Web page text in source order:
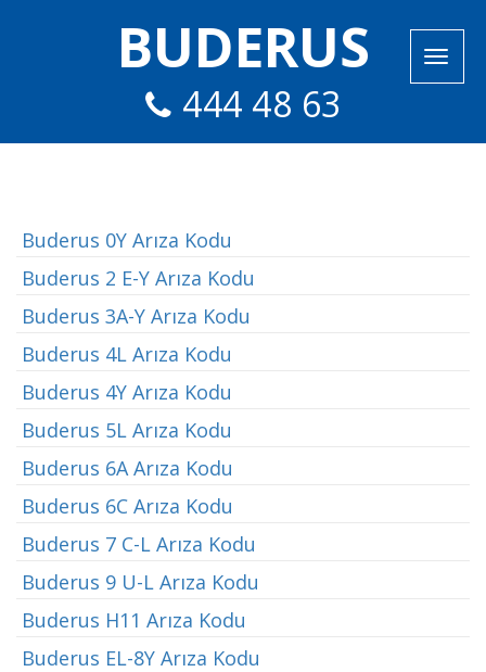
BUDERUS
444 48 63
Buderus 0Y Arıza Kodu
Buderus 2 E-Y Arıza Kodu
Buderus 3A-Y Arıza Kodu
Buderus 4L Arıza Kodu
Buderus 4Y Arıza Kodu
Buderus 5L Arıza Kodu
Buderus 6A Arıza Kodu
Buderus 6C Arıza Kodu
Buderus 7 C-L Arıza Kodu
Buderus 9 U-L Arıza Kodu
Buderus H11 Arıza Kodu
Buderus EL-8Y Arıza Kodu